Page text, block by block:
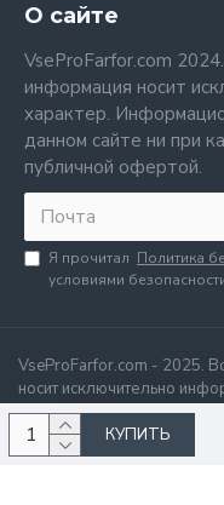
КУПИТЬ
О сайте
VseProFarfor.com
информация носит
характер.
данном сайте ни при
публичной офертой.
Я прочитал Политика
условиями
VseProFarfor.com - 2025.
носит исключительно
материалы и цены на
являются публичной